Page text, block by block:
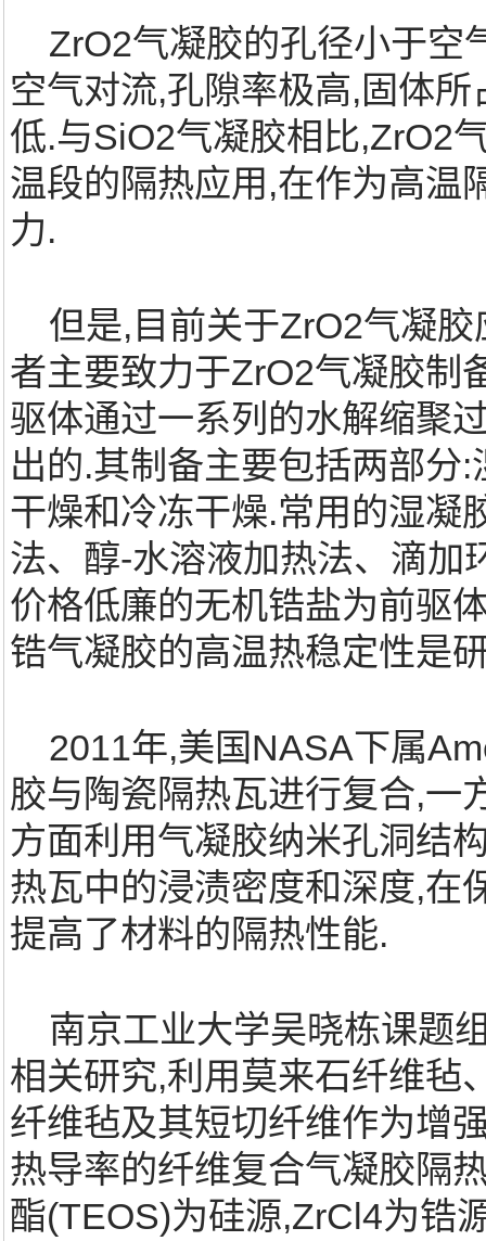
ZrO2气凝胶的孔径小于空
空气对流,孔隙率极高,固体
低.与SiO2气凝胶相比,ZrO2
温段的隔热应用,在作为高温
力.
但是,目前关于ZrO2气凝胶
者主要致力于ZrO2气凝胶制
驱体通过一系列的水解缩聚
出的.其制备主要包括两部分
干燥和冷冻干燥.常用的湿凝
法、醇-水溶液加热法、滴加
价格低廉的无机锆盐为前驱
锆气凝胶的高温热稳定性是
2011年,美国NASA下属
胶与陶瓷隔热瓦进行复合,一
方面利用气凝胶纳米孔洞结
热瓦中的浸渍密度和深度,在
提高了材料的隔热性能.
南京工业大学吴晓栋课题
相关研究,利用莫来石纤维毡
纤维毡及其短切纤维作为增
热导率的纤维复合气凝胶隔
酯(TEOS)为硅源,ZrCl4为锆